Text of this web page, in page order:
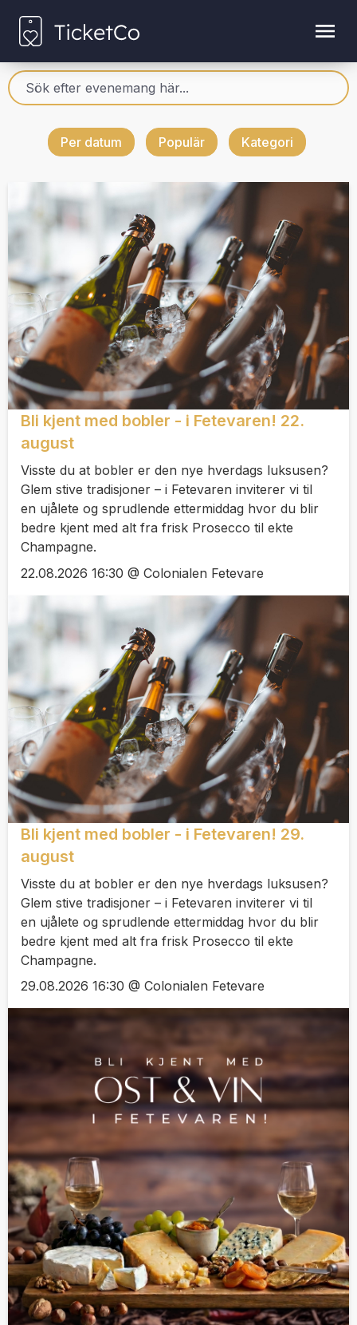
Per datum Populär Kategori
Bli kjent med bobler - i Fetevaren! 22.
august
Visste du at bobler er den nye hverdags luksusen?
Glem stive tradisjoner – i Fetevaren inviterer vi til
en ujålete og sprudlende ettermiddag hvor du blir
bedre kjent med alt fra frisk Prosecco til ekte
Champagne.
22.08.2026 16:30 @ Colonialen Fetevare
Bli kjent med bobler - i Fetevaren! 29.
august
Visste du at bobler er den nye hverdags luksusen?
Glem stive tradisjoner – i Fetevaren inviterer vi til
en ujålete og sprudlende ettermiddag hvor du blir
bedre kjent med alt fra frisk Prosecco til ekte
Champagne.
29.08.2026 16:30 @ Colonialen Fetevare